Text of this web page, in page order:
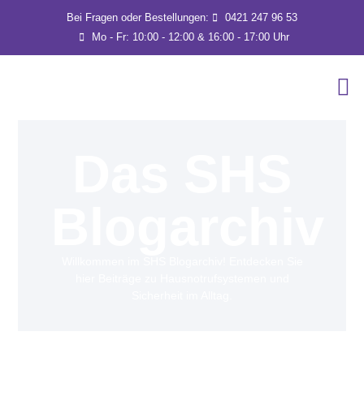
Bei Fragen oder Bestellungen:
0421 247 96 53
Mo - Fr: 10:00 - 12:00 & 16:00 - 17:00 Uhr